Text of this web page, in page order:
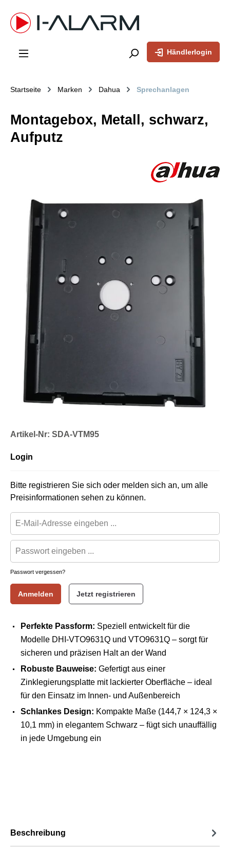
springen
Händlerlogin
Startseite Marken Dahua Sprechanlagen
Montagebox, Metall, schwarz,
Aufputz
Artikel-Nr: SDA-VTM95
Login
Bitte registrieren Sie sich oder melden sich an, um alle
Preisinformationen sehen zu können.
Passwort vergessen?
Anmelden Jetzt registrieren
Perfekte Passform: Speziell entwickelt für die
Modelle DHI-VTO9631Q und VTO9631Q – sorgt für
sicheren und präzisen Halt an der Wand
Robuste Bauweise: Gefertigt aus einer
Zinklegierungsplatte mit lackierter Oberfläche – ideal
für den Einsatz im Innen- und Außenbereich
Schlankes Design: Kompakte Maße (144,7 × 124,3 ×
10,1 mm) in elegantem Schwarz – fügt sich unauffällig
in jede Umgebung ein
Beschreibung